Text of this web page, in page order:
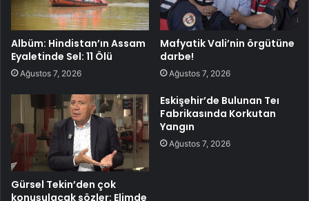
Albüm: Hindistan’ın Assam
Eyaletinde Sel: 11 Ölü
Ağustos 7, 2026
Mafyatik Vali’nin örgütüne
darbe!
Ağustos 7, 2026
Gürsel Tekin’den çok
konuşulacak sözler: Elimde
Eskişehir’de Bulunan Teı
Fabrikasında Korkutan
Yangın
Ağustos 7, 2026